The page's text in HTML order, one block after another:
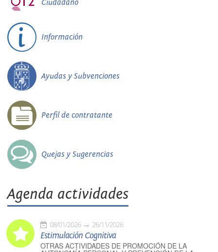
Ciudadano
Información
Ayudas y Subvenciones
Perfil de contratante
Quejas y Sugerencias
Agenda actividades
08/01/2026 26/11/2026
Estimulación Cognitiva
OTRAS ACTIVIDADES DE PROMOCIÓN DE LA